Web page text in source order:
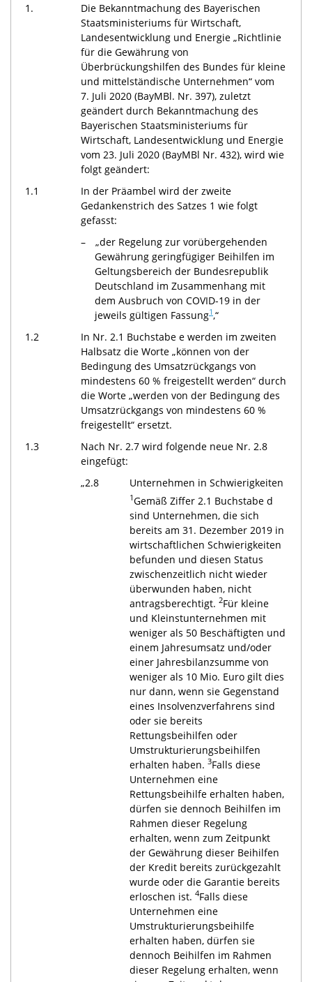
1.
Die Bekanntmachung des Bayerischen
Staatsministeriums für Wirtschaft,
Landesentwicklung und Energie „Richtlinie
für die Gewährung von
Überbrückungshilfen des Bundes für kleine
und mittelständische Unternehmen“ vom
7. Juli 2020 (BayMBl. Nr. 397), zuletzt
geändert durch Bekanntmachung des
Bayerischen Staatsministeriums für
Wirtschaft, Landesentwicklung und Energie
vom 23. Juli 2020 (BayMBl Nr. 432), wird wie
folgt geändert:
1.1
In der Präambel wird der zweite
Gedankenstrich des Satzes 1 wie folgt
gefasst:
„der Regelung zur vorübergehenden
Gewährung geringfügiger Beihilfen im
Geltungsbereich der Bundesrepublik
Deutschland im Zusammenhang mit
dem Ausbruch von COVID-19 in der
jeweils gültigen Fassung1 ,“
1.2
In Nr. 2.1 Buchstabe e werden im zweiten
Halbsatz die Worte „können von der
Bedingung des Umsatzrückgangs von
mindestens 60 % freigestellt werden“ durch
die Worte „werden von der Bedingung des
Umsatzrückgangs von mindestens 60 %
freigestellt“ ersetzt.
1.3
Nach Nr. 2.7 wird folgende neue Nr. 2.8
eingefügt:
„2.8
Unternehmen in Schwierigkeiten
1Gemäß Ziffer 2.1 Buchstabe d
sind Unternehmen, die sich
bereits am 31. Dezember 2019 in
wirtschaftlichen Schwierigkeiten
befunden und diesen Status
zwischenzeitlich nicht wieder
überwunden haben, nicht
antragsberechtigt. 2Für kleine
und Kleinstunternehmen mit
weniger als 50 Beschäftigten und
einem Jahresumsatz und/oder
einer Jahresbilanzsumme von
weniger als 10 Mio. Euro gilt dies
nur dann, wenn sie Gegenstand
eines Insolvenzverfahrens sind
oder sie bereits
Rettungsbeihilfen oder
Umstrukturierungsbeihilfen
erhalten haben. 3Falls diese
Unternehmen eine
Rettungsbeihilfe erhalten haben,
dürfen sie dennoch Beihilfen im
Rahmen dieser Regelung
erhalten, wenn zum Zeitpunkt
der Gewährung dieser Beihilfen
der Kredit bereits zurückgezahlt
wurde oder die Garantie bereits
erloschen ist. 4Falls diese
Unternehmen eine
Umstrukturierungsbeihilfe
erhalten haben, dürfen sie
dennoch Beihilfen im Rahmen
dieser Regelung erhalten, wenn